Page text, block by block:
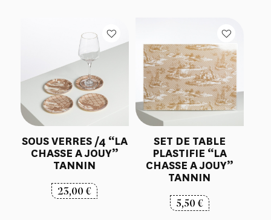
à
65,00 €
SOUS VERRES /4 “LA
CHASSE A JOUY”
TANNIN
23,00€
SET DE TABLE
PLASTIFIE “LA
CHASSE A JOUY”
TANNIN
5,50€